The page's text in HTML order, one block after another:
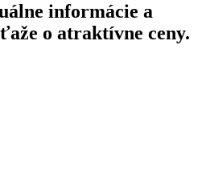
informácie a
o atraktívne ceny.